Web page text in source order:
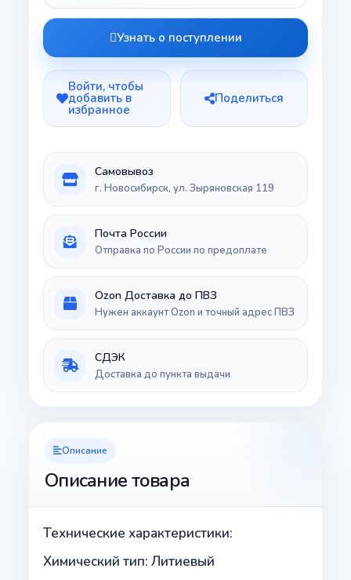
Узнать о поступлении
Войти, чтобы
добавить в
избранное
Поделиться
Самовывоз
г. Новосибирск, ул. Зыряновская 119
Почта России
Отправка по России по предоплате
Ozon Доставка до ПВЗ
Нужен аккаунт Ozon и точный адрес ПВЗ
СДЭК
Доставка до пункта выдачи
Описание
Описание товара
Технические характеристики:
Химический тип: Литиевый